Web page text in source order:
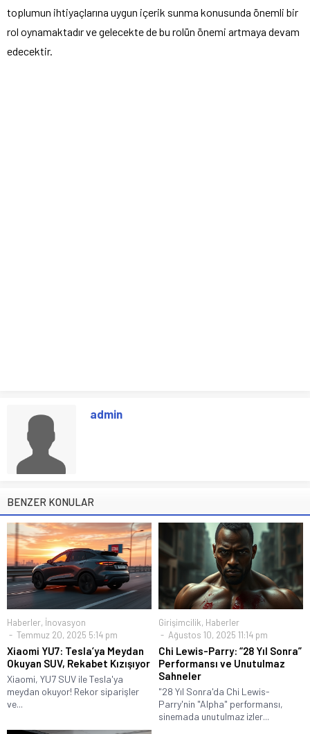
toplumun ihtiyaçlarına uygun içerik sunma konusunda önemli bir
rol oynamaktadır ve gelecekte de bu rolün önemi artmaya devam
edecektir.
admin
BENZER KONULAR
Haberler, İnovasyon
Temmuz 20, 2025 5:14 pm
Xiaomi YU7: Tesla’ya Meydan
Okuyan SUV, Rekabet Kızışıyor
Xiaomi, YU7 SUV ile Tesla'ya
meydan okuyor! Rekor siparişler
ve...
Girişimcilik, Haberler
Ağustos 10, 2025 11:14 pm
Chi Lewis-Parry: “28 Yıl Sonra”
Performansı ve Unutulmaz
Sahneler
"28 Yıl Sonra'da Chi Lewis-
Parry'nin "Alpha" performansı,
sinemada unutulmaz izler...